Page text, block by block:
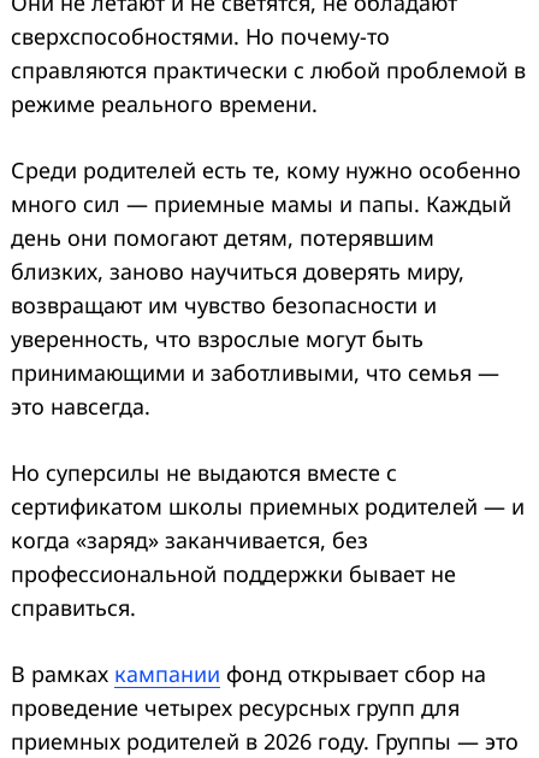
сверхспособностями. Но почему-то
справляются практически с любой проблемой в
режиме реального времени.
Среди родителей есть те, кому нужно особенно
много сил — приемные мамы и папы. Каждый
день они помогают детям, потерявшим
близких, заново научиться доверять миру,
возвращают им чувство безопасности и
уверенность, что взрослые могут быть
принимающими и заботливыми, что семья —
это навсегда.
Но суперсилы не выдаются вместе с
сертификатом школы приемных родителей — и
когда «заряд» заканчивается, без
профессиональной поддержки бывает не
справиться.
В рамках кампании фонд открывает сбор на
проведение четырех ресурсных групп для
приемных родителей в 2026 году. Группы — это